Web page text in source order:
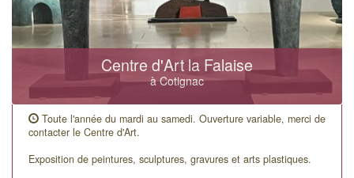
Centre d'Art la Falaise
à Cotignac
Toute l'année du mardi au samedi. Ouverture variable, merci de
contacter le Centre d'Art.
Exposition de peintures, sculptures, gravures et arts plastiques.